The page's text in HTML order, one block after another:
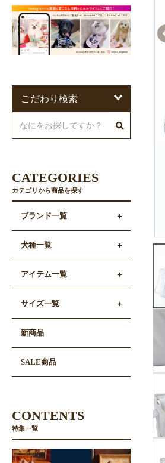
こだわり検索
CATEGORIES
カテゴリから商品を探す
ブランド一覧
犬種一覧
アイテム一覧
サイズ一覧
新商品
SALE商品
CONTENTS
特集一覧